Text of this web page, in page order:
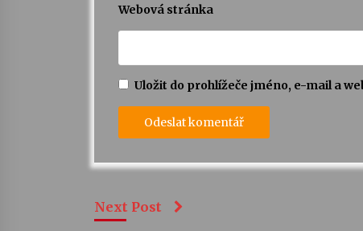
Webová stránka
Uložit do prohlížeče jméno, e-mail a
Next Post